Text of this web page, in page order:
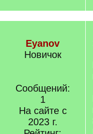
Eyanov
Новичок
Сообщений:
1
На сайте с
2023 г.